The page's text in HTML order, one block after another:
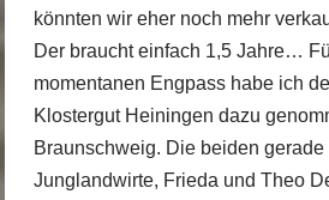
könnten wir eher noch mehr
Der braucht einfach 1,5 Jahre…
momentanen Engpass habe ich
Klostergut Heiningen dazu
Braunschweig. Die beiden
Junglandwirte, Frieda und Theo